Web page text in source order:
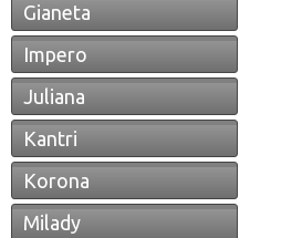
Gianeta
Impero
Juliana
Kantri
Korona
Milady